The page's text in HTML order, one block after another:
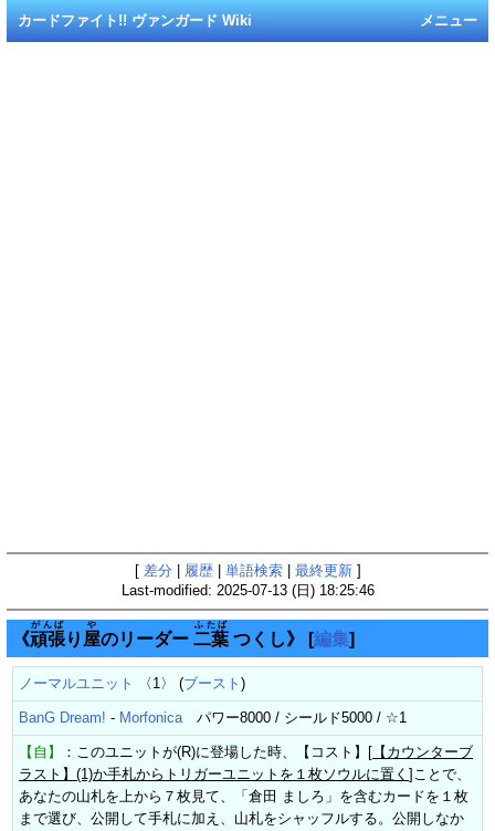
メニュー
カードファイト!! ヴァンガード Wiki
[ 差分 履歴| 単語検索| 最終更新]
Last-modified: 2025-07-13 (日) 18:25:46
《頑張
がんば
り 屋
や
のリーダー 二葉
ふたば
つくし》 [編集]
ノーマルユニット 〈1〉 (ブースト )
BanG Dream! - Morfonicaパワー8000 / シールド5000 / ☆1
【自】 ：このユニットが(R)に登場した時、【コスト】[ 【カウンターブ
ラスト】(1)か手札からトリガーユニットを１枚ソウルに置く ]ことで、
あなたの山札を上から７枚見て、「倉田 ましろ」を含むカードを１枚
まで選び、公開して手札に加え、山札をシャッフルする。公開しなか